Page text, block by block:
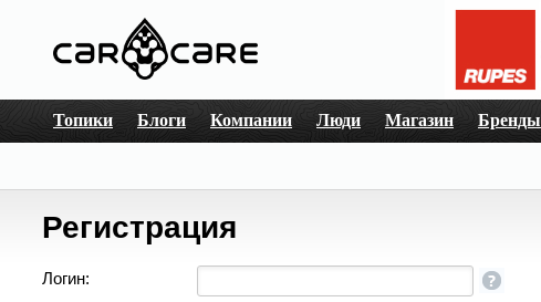
Топики Блоги Компании Люди Магазин Бренды
Регистрация
Логин: